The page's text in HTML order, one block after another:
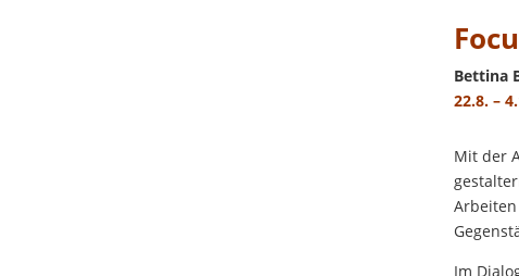
Bettina
22.8. –
Mit der
Im